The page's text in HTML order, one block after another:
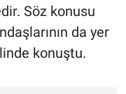
Söz konusu
da yer
konuştu.